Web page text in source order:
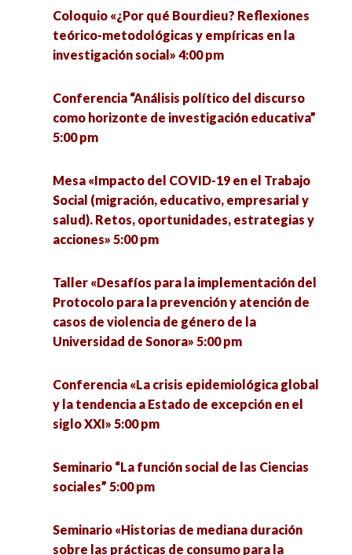
la pandemia de COVID-19 en México» 4:00 pm
Ponencia «La investigación cuantitativa aplicada
Presentación de Libro “Actividad física y
esparcimiento contra la violencia escolar» 4:30
Espacios de observación del Observatorio
Regional de Gobernanza y Coordinación Social
Ante el COVID-19 (ORGA): Restricciones a la
Mesa «Aspectos Psicosociales del Cambio
Climático» 5:00 pm
Conferencia «¿Corrección Lingüística o lenguaje
torno a las relaciones lengua y género» 5:00 pm
agua, energía y cambio climático en tiempos de
COVID-19» 5:00 pm
Coloquio «¿Por qué Bourdieu? Reflexiones
teórico-metodológicas y empíricas en la
investigación social» 4:00 pm
Conferencia “Análisis político del discurso
como horizonte de investigación educativa”
5:00 pm
Mesa «Impacto del COVID-19 en el Trabajo
Social (migración, educativo, empresarial y
salud). Retos, oportunidades, estrategias y
acciones» 5:00 pm
Taller «Desafíos para la implementación del
Protocolo para la prevención y atención de
casos de violencia de género de la
Universidad de Sonora» 5:00 pm
Conferencia «La crisis epidemiológica global
y la tendencia a Estado de excepción en el
siglo XXI» 5:00 pm
Seminario “La función social de las Ciencias
sociales” 5:00 pm
Seminario «Historias de mediana duración
sobre las prácticas de consumo para la